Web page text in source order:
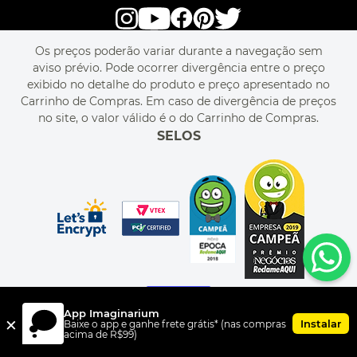
POLÍTICA DE PRIVACIDADE
PERGUNTAS FREQUENTES
MEU CADASTRO
MEU PEDIDO
CUPONS DE DESCONTO
RASTREIE O SEU PEDIDO
MAPA DO SITE
SEJA REVENDEDOR
LIVELO
alô alô IMG
Os preços poderão variar durante a navegação sem
aviso prévio. Pode ocorrer divergência entre o preço
exibido no detalhe do produto e preço apresentado no
Carrinho de Compras. Em caso de divergência de preços
no site, o valor válido é o do Carrinho de Compras.
SELOS
× App Imaginarium
Baixe o app e ganhe frete grátis* (nas compras
acima de R$99)
Instalar